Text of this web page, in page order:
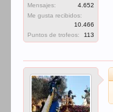
Mensajes:
4.652
Me gusta recibidos:
10.466
Puntos de trofeos:
113